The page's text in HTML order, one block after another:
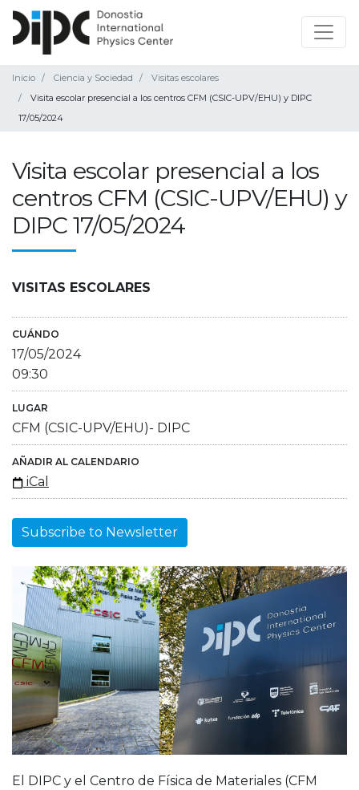
Inicio Ciencia y Sociedad
Visitas escolares
Visita escolar presencial a los centros CFM (CSIC-UPV/EHU) y DIPC
17/05/2024
Visita escolar presencial a los
centros CFM (CSIC-UPV/EHU) y
DIPC 17/05/2024
VISITAS ESCOLARES
CUÁNDO
17/05/2024
09:30
LUGAR
CFM (CSIC-UPV/EHU)- DIPC
AÑADIR AL CALENDARIO
iCal
Subscribe to Newsletter
El DIPC y el Centro de Física de Materiales (CFM